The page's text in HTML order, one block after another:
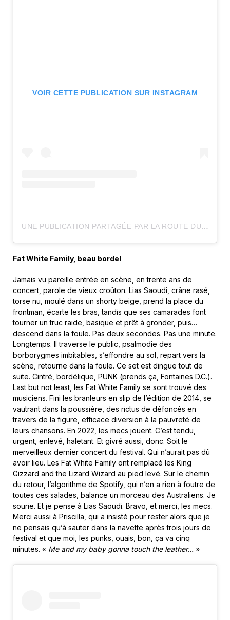
VOIR CETTE PUBLICATION SUR INSTAGRAM
UNE PUBLICATION PARTAGÉE PAR LA ROUTE DU ROCK (@LAROUTEDUROCK)
Fat White Family, beau bordel
Jamais vu pareille entrée en scène, en trente ans de
concert, parole de vieux croûton. Lias Saoudi, crâne rasé,
torse nu, moulé dans un shorty beige, prend la place du
frontman, écarte les bras, tandis que ses camarades font
tourner un truc raide, basique et prêt à gronder, puis…
descend dans la foule. Pas deux secondes. Pas une minute.
Longtemps. Il traverse le public, psalmodie des
borborygmes imbitables, s’effondre au sol, repart vers la
scène, retourne dans la foule. Ce set est dingue tout de
suite. Cintré, bordélique, PUNK (prends ça, Fontaines D.C.).
Last but not least, les Fat White Family se sont trouvé des
musiciens. Fini les branleurs en slip de l’édition de 2014, se
vautrant dans la poussière, des rictus de défoncés en
travers de la figure, efficace diversion à la pauvreté de
leurs chansons. En 2022, les mecs jouent. C’est tendu,
urgent, enlevé, haletant. Et givré aussi, donc. Soit le
merveilleux dernier concert du festival. Qui n’aurait pas dû
avoir lieu. Les Fat White Family ont remplacé les King
Gizzard and the Lizard Wizard au pied levé. Sur le chemin
du retour, l’algorithme de Spotify, qui n’en a rien à foutre de
toutes ces salades, balance un morceau des Australiens. Je
sourie. Et je pense à Lias Saoudi. Bravo, et merci, les mecs.
Merci aussi à Priscilla, qui a insisté pour rester alors que je
ne pensais qu’à sauter dans la navette après trois jours de
festival et que moi, les punks, ouais, bon, ça va cinq
minutes. « Me and my baby gonna touch the leather… »